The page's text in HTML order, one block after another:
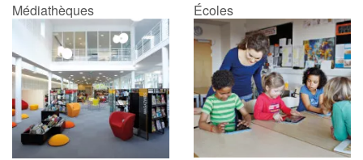
Médiathèques Écoles